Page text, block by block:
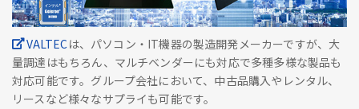
VALTECは、パソコン・IT機器の製造開発メーカーですが、大
量調達はもちろん、マルチベンダーにも対応で多種多様な製品も
対応可能です。グループ会社において、中古品購入やレンタル、
リースなど様々なサプライも可能です。